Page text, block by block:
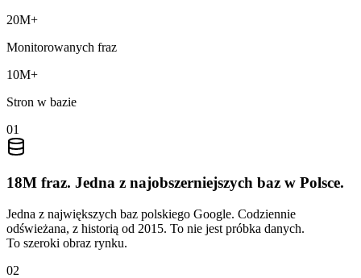
20M+
Monitorowanych fraz
10M+
Stron w bazie
01
18M fraz. Jedna z najobszerniejszych baz w Polsce.
Jedna z największych baz polskiego Google. Codziennie
odświeżana, z historią od 2015. To nie jest próbka danych.
To szeroki obraz rynku.
02